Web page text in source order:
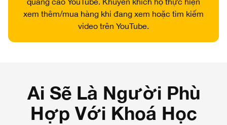
xem thêm/mua hàng khi đang xem hoặc tìm kiếm
video trên YouTube.
Ai Sẽ Là Người Phù
Hợp Với Khoá Học